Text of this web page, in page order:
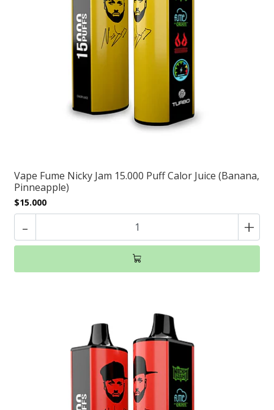
Vape Fume Nicky Jam 15.000 Puff Calor Juice (Banana,
Pinneapple)
$15.000
- +